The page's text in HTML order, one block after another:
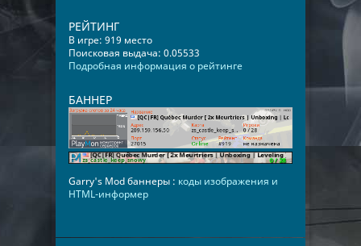
РЕЙТИНГ
В игре: 919 место
Поисковая выдача: 0.05533
Подробная информация о рейтинге
БАННЕР
Garry's Mod баннеры : коды изображения и
HTML-информер